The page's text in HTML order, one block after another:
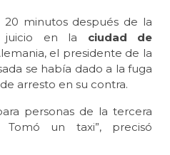
20 minutos después de la
juicio en la ciudad de
el presidente de la
se había dado a la fuga
arresto en su contra.
personas de la tercera
Tomó un taxi”, precisó